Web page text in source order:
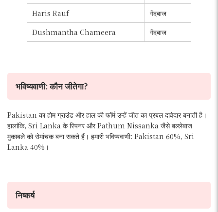
Haris Rauf
गेंदबाज
Dushmantha Chameera
गेंदबाज
भविष्यवाणी: कौन जीतेगा?
Pakistan का होम ग्राउंड और हाल की फॉर्म उन्हें जीत का प्रबल दावेदार बनाती है।
हालांकि, Sri Lanka के स्पिनर और Pathum Nissanka जैसे बल्लेबाज
मुकाबले को रोमांचक बना सकते हैं। हमारी भविष्यवाणी: Pakistan 60%, Sri
Lanka 40%।
निष्कर्ष